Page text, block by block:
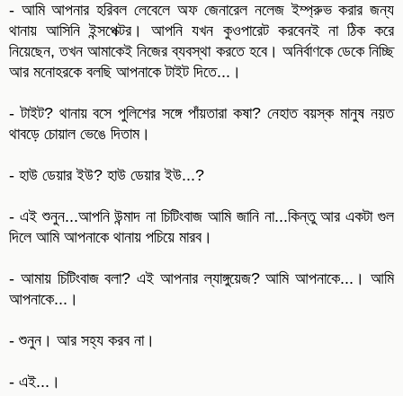
- আমি আপনার হরিবল লেবেলে অফ জেনারেল নলেজ ইম্প্রুভ করার জন্য
থানায় আসিনি ইন্সপেক্টর। আপনি যখন কুওপারেট করবেনই না ঠিক করে
নিয়েছেন, তখন আমাকেই নিজের ব্যবস্থা করতে হবে। অনির্বাণকে ডেকে নিচ্ছি
আর মনোহরকে বলছি আপনাকে টাইট দিতে...।
- টাইট? থানায় বসে পুলিশের সঙ্গে পাঁয়তারা কষা? নেহাত বয়স্ক মানুষ নয়ত
থাবড়ে চোয়াল ভেঙে দিতাম।
- হাউ ডেয়ার ইউ? হাউ ডেয়ার ইউ...?
- এই শুনুন...আপনি উন্মাদ না চিটিংবাজ আমি জানি না...কিন্তু আর একটা গুল
দিলে আমি আপনাকে থানায় পচিয়ে মারব।
- আমায় চিটিংবাজ বলা? এই আপনার ল্যাঙ্গুয়েজ? আমি আপনাকে...। আমি
আপনাকে...।
- শুনুন। আর সহ্য করব না।
- এই...।